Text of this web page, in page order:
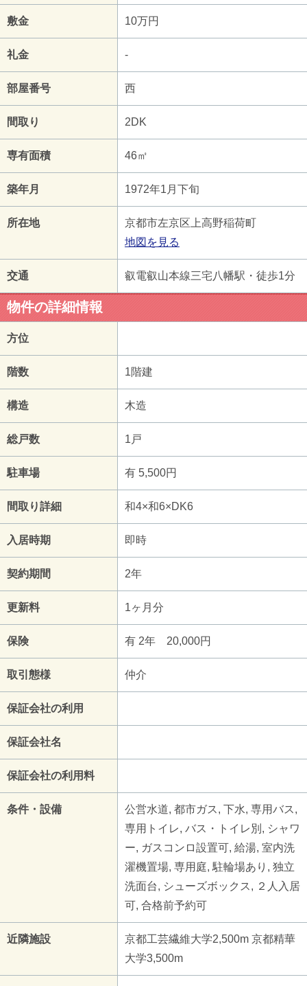
敷金 10万円
礼金 -
部屋番号 西
間取り 2DK
専有面積 46㎡
築年月 1972年1月下旬
所在地
京都市左京区上高野稲荷町
地図を見る
交通 叡電叡山本線三宅八幡駅・徒歩1分
物件の詳細情報
方位
階数 1階建
構造 木造
総戸数 1戸
駐車場 有 5,500円
間取り詳細 和4×和6×DK6
入居時期 即時
契約期間 2年
更新料 1ヶ月分
保険 有 2年 20,000円
取引態様 仲介
保証会社の利用
保証会社名
保証会社の利用料
条件・設備
公営水道, 都市ガス, 下水, 専用バス,
専用トイレ, バス・トイレ別, シャワ
ー, ガスコンロ設置可, 給湯, 室内洗
濯機置場, 専用庭, 駐輪場あり, 独立
洗面台, シューズボックス, ２人入居
可, 合格前予約可
近隣施設
京都工芸繊維大学2,500m 京都精華
大学3,500m